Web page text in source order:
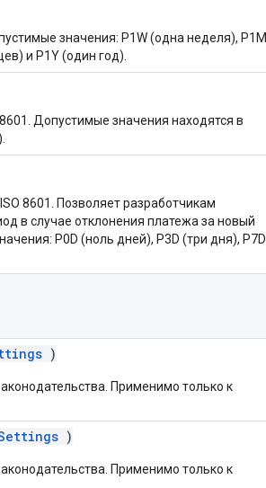
значения: P1W (одна неделя), P1M
и P1Y (один год).
Допустимые значения находятся в
8601. Позволяет разработчикам
в случае отклонения платежа за новый
P0D (ноль дней), P3D (три дня), P7D
)
Применимо только к
)
Применимо только к